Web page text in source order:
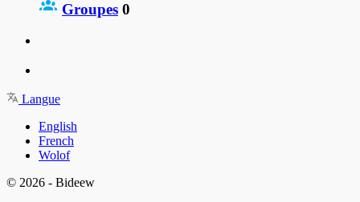
Groupes 0
Langue
English
French
Wolof
© 2026 - Bideew